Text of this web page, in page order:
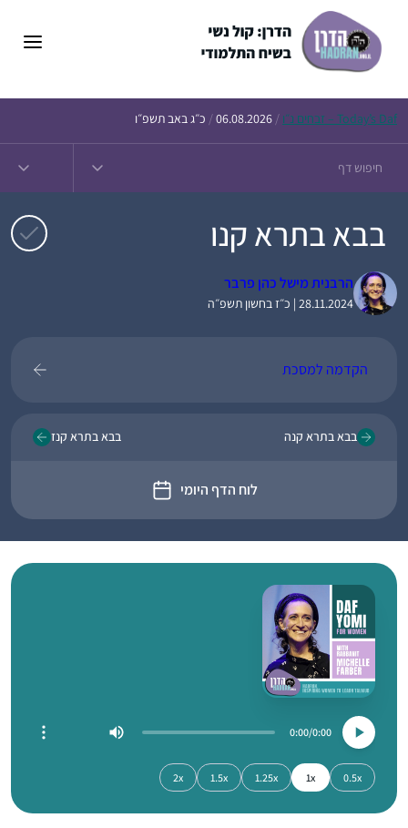
Today’s Daf – זבחים נ״ו /
06.08.2026
/ כ״ג באב תשפ״ו
בבא בתרא קנו
הרבנית מישל כהן פרבר
28.11.2024 | כ״ז בחשון תשפ״ה
הקדמה למסכת
בבא בתרא קנה
לוח הדף היומי
בבא בתרא קנז
0:00
0:00
0.5x
1x
1.25x
1.5x
2x